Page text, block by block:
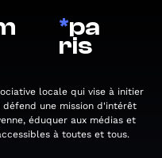
*pa
ris
locale qui vise à initier
une mission d'intérêt
éduquer aux médias et
à toutes et tous.